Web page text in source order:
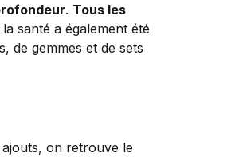
. Tous les
santé a également été
de gemmes et de sets
ajouts, on retrouve le